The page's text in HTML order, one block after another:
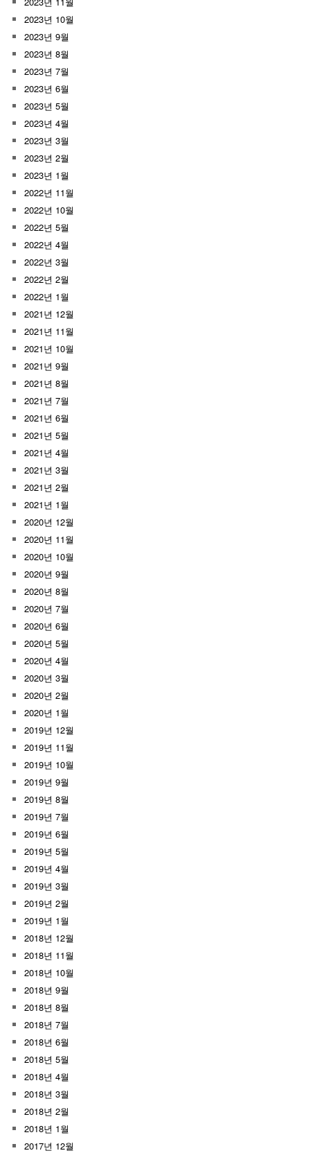
2023년 10월
2023년 9월
2023년 8월
2023년 7월
2023년 6월
2023년 5월
2023년 4월
2023년 3월
2023년 2월
2023년 1월
2022년 11월
2022년 10월
2022년 5월
2022년 4월
2022년 3월
2022년 2월
2022년 1월
2021년 12월
2021년 11월
2021년 10월
2021년 9월
2021년 8월
2021년 7월
2021년 6월
2021년 5월
2021년 4월
2021년 3월
2021년 2월
2021년 1월
2020년 12월
2020년 11월
2020년 10월
2020년 9월
2020년 8월
2020년 7월
2020년 6월
2020년 5월
2020년 4월
2020년 3월
2020년 2월
2020년 1월
2019년 12월
2019년 11월
2019년 10월
2019년 9월
2019년 8월
2019년 7월
2019년 6월
2019년 5월
2019년 4월
2019년 3월
2019년 2월
2019년 1월
2018년 12월
2018년 11월
2018년 10월
2018년 9월
2018년 8월
2018년 7월
2018년 6월
2018년 5월
2018년 4월
2018년 3월
2018년 2월
2018년 1월
2017년 12월